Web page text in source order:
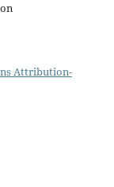
Attribution-